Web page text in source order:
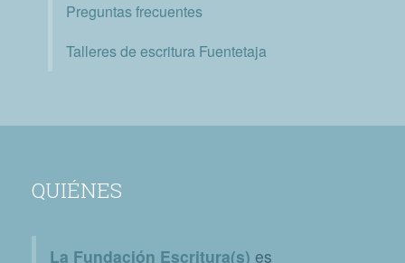
Preguntas frecuentes
Talleres de escritura Fuentetaja
QUIÉNES
La Fundación Escritura(s) es